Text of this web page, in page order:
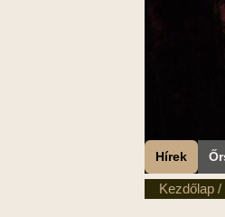
Hírek
Kezdőlap /